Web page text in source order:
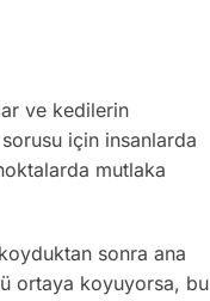
ve kedilerin
sorusu için insanlarda
mutlaka
sonra ana
ortaya koyuyorsa, bu